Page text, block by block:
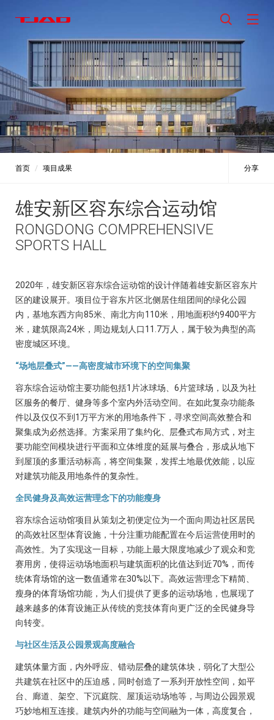
首页 项目成果 分享
雄安新区容东综合运动馆
RONGDONG COMPREHENSIVE
SPORTS HALL
2020年，雄安新区容东综合运动馆的设计伴随着雄安新区容东片
区的建设展开。项目位于容东片区北侧居住组团间的绿化公园
内，基地东西方向85米、南北方向110米，用地面积约9400平方
米，建筑限高24米，周边规划人口11.7万人，属于较为典型的高
密度城区环境。
“场地层叠式”——高密度城市环境下的空间集聚
容东综合运动馆主要功能包括1片冰球场、6片篮球场，以及为社
区服务的餐厅、健身等多个室内外活动空间。在如此复杂功能条
件以及仅仅不到1万平方米的用地条件下，寻求空间高效整合和
聚集成为必然选择。方案采用了集约化、层叠式布局方式，对主
要功能空间模块进行平面和立体维度的延展与叠合，形成从地下
到屋顶的多重活动标高，将空间集聚，发挥土地最优效能，以应
对建筑功能及用地条件的复杂性。
全民健身及高效运营理念下的功能瘦身
容东综合运动馆项目从策划之初便定位为一个面向周边社区居民
的高效社区型体育设施，十分注重功能配置在今后运营使用时的
高效性。为了实现这一目标，功能上最大限度地减少了观众和竞
赛用房，使得运动场地面积与建筑面积的比值达到近70%，而传
统体育场馆的这一数值通常在30%以下。高效运营理念下精简、
瘦身的体育场馆功能，为人们提供了更多的运动场地，也展现了
越来越多的体育设施正从传统的竞技体育向更广泛的全民健身导
向转变。
与社区生活及公园景观高度融合
建筑体量方面，内外呼应、错动层叠的建筑体块，弱化了大型公
共建筑在社区中的压迫感，同时创造了一系列开放性空间，如平
台、廊道、架空、下沉庭院、屋顶运动场地等，与周边公园景观
巧妙地相互连接。建筑内外的功能与空间融为一体，高度复合，